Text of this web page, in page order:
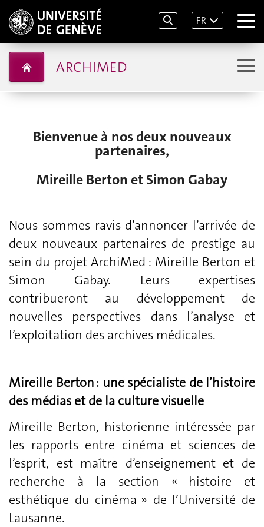
FR
ARCHIMED
Bienvenue à nos deux nouveaux
partenaires,
Mireille Berton et Simon Gabay
Nous sommes ravis d’annoncer l’arrivée de
deux nouveaux partenaires de prestige au
sein du projet ArchiMed : Mireille Berton et
Simon Gabay. Leurs expertises
contribueront au développement de
nouvelles perspectives dans l’analyse et
l’exploitation des archives médicales.
Mireille Berton : une spécialiste de l’histoire
des médias et de la culture visuelle
Mireille Berton, historienne intéressée par
les rapports entre cinéma et sciences de
l’esprit, est maître d’enseignement et de
recherche à la section « histoire et
esthétique du cinéma » de l’Université de
Lausanne.